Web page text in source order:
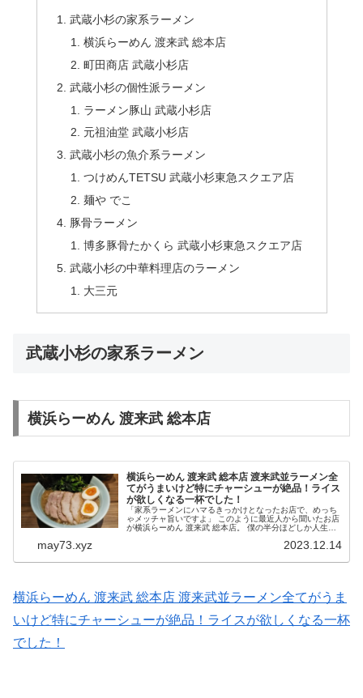
武蔵小杉の家系ラーメン
横浜らーめん 渡来武 総本店
町田商店 武蔵小杉店
武蔵小杉の個性派ラーメン
ラーメン豚山 武蔵小杉店
元祖油堂 武蔵小杉店
武蔵小杉の魚介系ラーメン
つけめんTETSU 武蔵小杉東急スクエア店
麺や でこ
豚骨ラーメン
博多豚骨たかくら 武蔵小杉東急スクエア店
武蔵小杉の中華料理店のラーメン
大三元
武蔵小杉の家系ラーメン
横浜らーめん 渡来武 総本店
横浜らーめん 渡来武 総本店 渡来武並ラーメン全
てがうまいけど特にチャーシューが絶品！ライス
が欲しくなる一杯でした！
「家系ラーメンにハマるきっかけとなったお店で、めっち
ゃメッチャ旨いですよ」 このように最近人から聞いたお店
が横浜らーめん 渡来武 総本店。 僕の半分ほどしか人生経
may73.xyz 2023.12.14
横浜らーめん 渡来武 総本店 渡来武並ラーメン全てがうま
いけど特にチャーシューが絶品！ライスが欲しくなる一杯
でした！